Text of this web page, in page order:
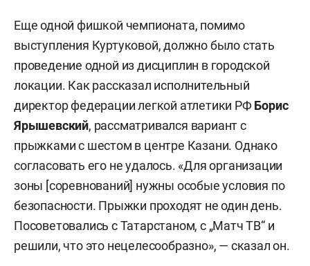
Еще одной фишкой чемпионата, помимо
выступления Куртуковой, должно было стать
проведение одной из дисциплин в городской
локации. Как рассказал исполнительный
директор федерации легкой атлетики РФБорис
Ярышевский, рассматривался вариант с
прыжками с шестом в центре Казани. Однако
согласовать его не удалось. «Для организации
зоны [соревнований] нужны особые условия по
безопасности. Прыжки проходят не один день.
Посоветовались с Татарстаном, с „Матч ТВ“ и
решили, что это нецелесообразно», — сказал он.